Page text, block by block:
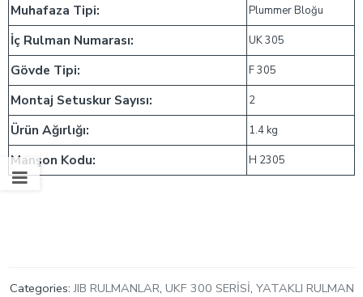
Muhafaza Tipi: Plummer Bloğu
İç Rulman Numarası: UK 305
Gövde Tipi: F 305
Montaj Setuskur Sayısı: 2
Ürün Ağırlığı: 1.4 kg
Manşon Kodu: H 2305
Categories:JIB RULMANLAR, UKF 300 SERİSİ, YATAKLI RULMAN